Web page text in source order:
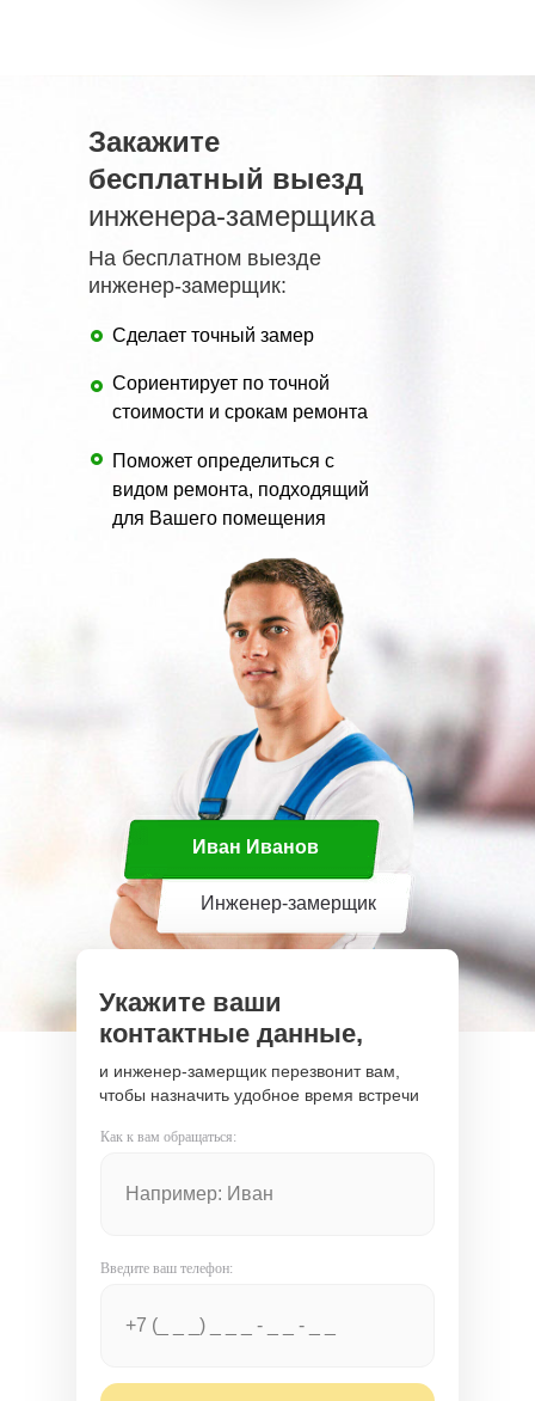
Закажите
бесплатный выезд
инженера-замерщика
Сориентирует по точной
стоимости и срокам ремонта
На бесплатном выезде
инженер-замерщик:
Иван Иванов
Инженер-замерщик
Сделает точный замер
Поможет определиться с
видом ремонта, подходящий
для Вашего помещения
Укажите ваши
контактные данные,
и инженер-замерщик перезвонит вам,
чтобы назначить удобное время встречи
Как к вам обращаться:
Введите ваш телефон: